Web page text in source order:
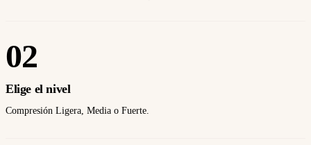
02
Elige el nivel
Compresión Ligera, Media o Fuerte.